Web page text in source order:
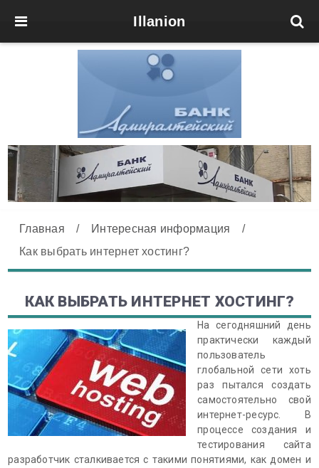
Illanion
Главная / Интересная информация
/
Как выбрать интернет хостинг?
КАК ВЫБРАТЬ ИНТЕРНЕТ ХОСТИНГ?
На сегодняшний день
практически каждый
пользователь
глобальной сети хоть
раз пытался создать
самостоятельно свой
интернет-ресурс. В
процессе создания и
тестирования сайта
разработчик сталкивается с такими понятиями, как домен и